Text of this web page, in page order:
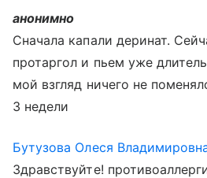
анонимно
Сначала капали деринат.
протаргол и пьем уже
мой взгляд ничего не
3 недели
Бутузова Олеся
Здравствуйте!